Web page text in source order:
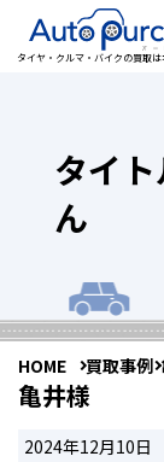
タイヤ・クルマ・バイクの買取
タイ
ん
HOME 買取事例
亀井様
2024年12月10日